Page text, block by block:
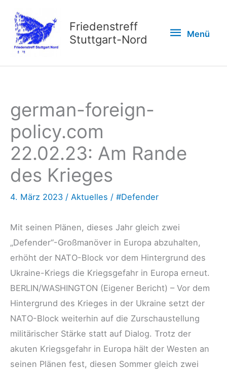
Inhalt
springen
Friedenstreff
Stuttgart-Nord
Menü
Menü
german-foreign-
policy.com
22.02.23: Am Rande
des Krieges
4. März 2023 / Aktuelles / #Defender
Mit seinen Plänen, dieses Jahr gleich zwei
„Defender“-Großmanöver in Europa abzuhalten,
erhöht der NATO-Block vor dem Hintergrund des
Ukraine-Kriegs die Kriegsgefahr in Europa erneut.
BERLIN/WASHINGTON (Eigener Bericht) – Vor dem
Hintergrund des Krieges in der Ukraine setzt der
NATO-Block weiterhin auf die Zurschaustellung
militärischer Stärke statt auf Dialog. Trotz der
akuten Kriegsgefahr in Europa hält der Westen an
seinen Plänen fest, diesen Sommer gleich zwei